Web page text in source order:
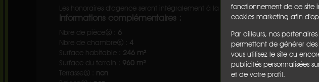
fonctionnement de ce site
cookies marketing afin
Par ailleurs, nos
permettant de générer
vous utilisez le site ou
publicités personnalisées
et de votre profil.
Les honoraires d'agence seront intégralement à la charge du vendeur.
Informations complémentaires :
Nbre de pièce(s) : 6
Nbre de chambre(s) : 4
Surface habitable : 246 m²
Surface du terrain : 960 m²
Terrasse(s) : non